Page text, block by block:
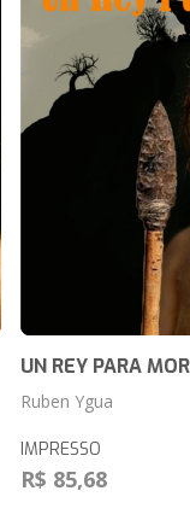
UN REY PARA
Ruben Ygua
IMPRESSO
R$ 85,68